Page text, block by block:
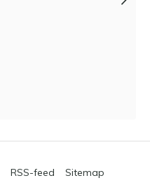
RSS-feed Sitemap